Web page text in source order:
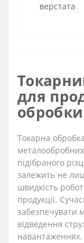
верстата
для
Токарна
підібраного
залежить не
швидкість
продукції.
забезпечувати
відведення
навантаженнях.